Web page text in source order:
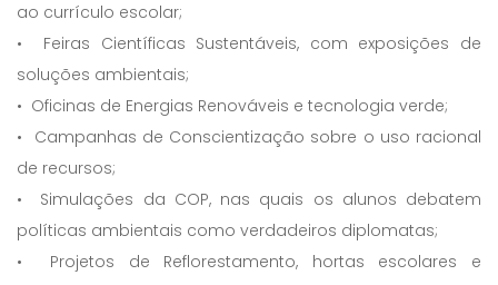
ao currículo escolar;
• Feiras Científicas Sustentáveis, com exposições de
soluções ambientais;
• Oficinas de Energias Renováveis e tecnologia verde;
• Campanhas de Conscientização sobre o uso racional
de recursos;
• Simulações da COP, nas quais os alunos debatem
políticas ambientais como verdadeiros diplomatas;
• Projetos de Reflorestamento, hortas escolares e